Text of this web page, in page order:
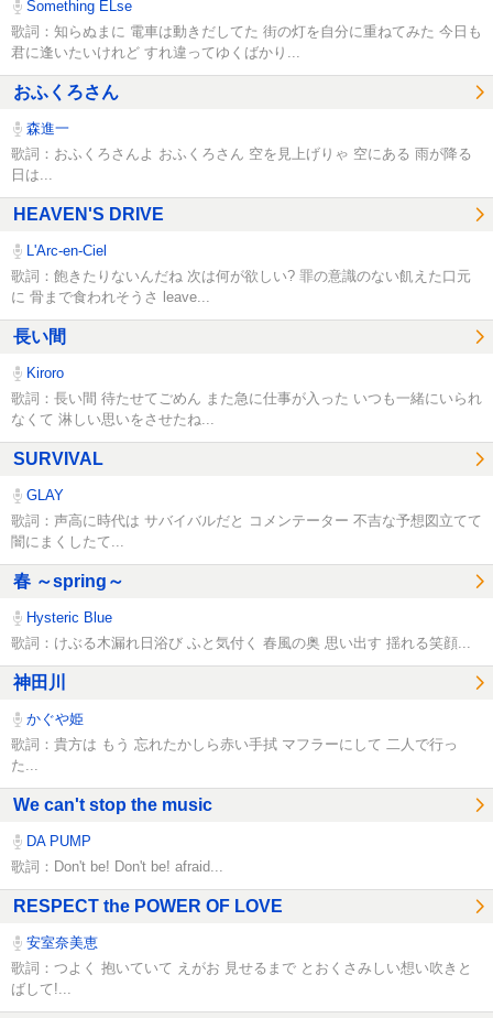
Something ELse
歌詞：知らぬまに 電車は動きだしてた 街の灯を自分に重ねてみた 今日も
君に逢いたいけれど すれ違ってゆくばかり...
おふくろさん
森進一
歌詞：おふくろさんよ おふくろさん 空を見上げりゃ 空にある 雨が降る
日は...
HEAVEN'S DRIVE
L'Arc-en-Ciel
歌詞：飽きたりないんだね 次は何が欲しい? 罪の意識のない飢えた口元
に 骨まで食われそうさ leave...
長い間
Kiroro
歌詞：長い間 待たせてごめん また急に仕事が入った いつも一緒にいられ
なくて 淋しい思いをさせたね...
SURVIVAL
GLAY
歌詞：声高に時代は サバイバルだと コメンテーター 不吉な予想図立てて
闇にまくしたて...
春 ～spring～
Hysteric Blue
歌詞：けぶる木漏れ日浴び ふと気付く 春風の奥 思い出す 揺れる笑顔...
神田川
かぐや姫
歌詞：貴方は もう 忘れたかしら赤い手拭 マフラーにして 二人で行っ
た...
We can't stop the music
DA PUMP
歌詞：Don't be! Don't be! afraid...
RESPECT the POWER OF LOVE
安室奈美恵
歌詞：つよく 抱いていて えがお 見せるまで とおくさみしい想い吹きと
ばして!...